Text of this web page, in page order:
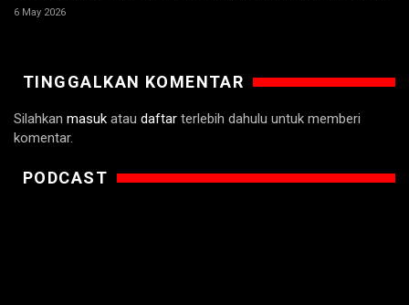
6 May 2026
TINGGALKAN KOMENTAR
Silahkan masuk atau daftar terlebih dahulu untuk memberi
komentar.
PODCAST